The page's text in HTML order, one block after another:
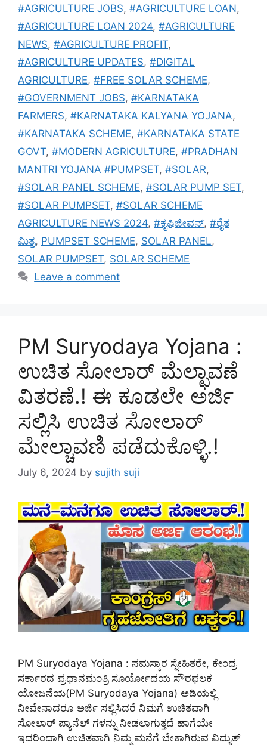
#AGRICULTURE JOBS, #AGRICULTURE LOAN,
#AGRICULTURE LOAN 2024, #AGRICULTURE
NEWS, #AGRICULTURE PROFIT,
#AGRICULTURE UPDATES, #DIGITAL
AGRICULTURE, #FREE SOLAR SCHEME,
#GOVERNMENT JOBS, #KARNATAKA
FARMERS, #KARNATAKA KALYANA YOJANA,
#KARNATAKA SCHEME, #KARNATAKA STATE
GOVT, #MODERN AGRICULTURE, #PRADHAN
MANTRI YOJANA #PUMPSET, #SOLAR,
#SOLAR PANEL SCHEME, #SOLAR PUMP SET,
#SOLAR PUMPSET, #SOLAR SCHEME
AGRICULTURE NEWS 2024, #ಕೃಷಿಜೀವನ್, #ರೈತ
ಮಿತ್ರ, PUMPSET SCHEME, SOLAR PANEL,
SOLAR PUMPSET, SOLAR SCHEME
Leave a comment
PM Suryodaya Yojana :
ಉಚಿತ ಸೋಲಾರ್ ಮೆಲ್ಛಾವಣೆ
ವಿತರಣೆ.! ಈ ಕೂಡಲೇ ಅರ್ಜಿ
ಸಲ್ಲಿಸಿ ಉಚಿತ ಸೋಲಾರ್
ಮೇಲ್ಚಾವಣಿ ಪಡೆದುಕೊಳ್ಳಿ.!
July 6, 2024 by sujith suji
PM Suryodaya Yojana : ನಮಸ್ಕಾರ ಸ್ನೇಹಿತರೇ, ಕೇಂದ್ರ
ಸರ್ಕಾರದ ಪ್ರಧಾನಮಂತ್ರಿ ಸೂರ್ಯೋದಯ ಸೌರಫಲಕ
ಯೋಜನೆಯ(PM Suryodaya Yojana) ಅಡಿಯಲ್ಲಿ
ನೀವೇನಾದರೂ ಅರ್ಜಿ ಸಲ್ಲಿಸಿದರೆ ನಿಮಗೆ ಉಚಿತವಾಗಿ
ಸೋಲಾರ್ ಪ್ಯಾನೆಲ್ ಗಳನ್ನು ನೀಡಲಾಗುತ್ತದೆ ಹಾಗೆಯೇ
ಇದರಿಂದಾಗಿ ಉಚಿತವಾಗಿ ನಿಮ್ಮ ಮನೆಗೆ ಬೇಕಾಗಿರುವ ವಿದ್ಯುತ್